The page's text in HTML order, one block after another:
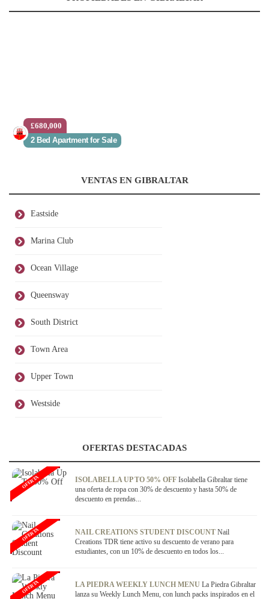
£680,000
2 Bed Apartment for Sale
VENTAS EN GIBRALTAR
Eastside
Marina Club
Ocean Village
Queensway
South District
Town Area
Upper Town
Westside
OFERTAS DESTACADAS
ISOLABELLA UP TO 50% OFF Isolabella Gibraltar tiene
una oferta de ropa con 30% de descuento y hasta 50% de
descuento en prendas...
OFERTA
NAIL CREATIONS STUDENT DISCOUNT Nail
Creations TDR tiene activo su descuento de verano para
estudiantes, con un 10% de descuento en todos los...
OFERTA
LA PIEDRA WEEKLY LUNCH MENU La Piedra Gibraltar
lanza su Weekly Lunch Menu, con lunch packs inspirados en el
OFERTA